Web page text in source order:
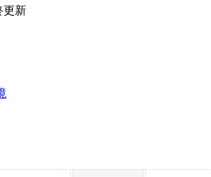
更新